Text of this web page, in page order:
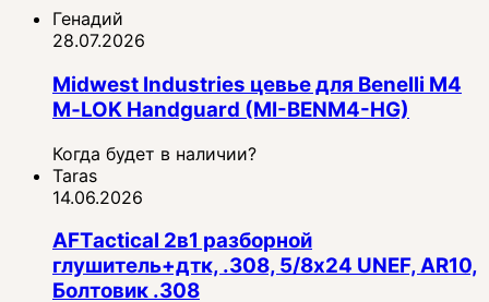
Генадий
28.07.2026
Midwest Industries цевье для Benelli M4
M‑LOK Handguard (MI-BENM4-HG)
Когда будет в наличии?
Taras
14.06.2026
AFTactical 2в1 разборной
глушитель+дтк, .308, 5/8x24 UNEF, AR10,
Болтовик .308